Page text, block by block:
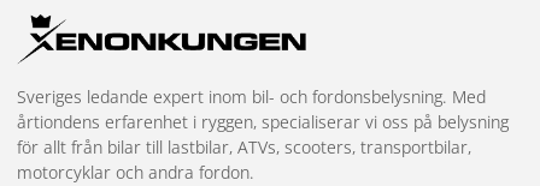
Sveriges ledande expert inom bil- och fordonsbelysning. Med
årtiondens erfarenhet i ryggen, specialiserar vi oss på belysning
för allt från bilar till lastbilar, ATVs, scooters, transportbilar,
motorcyklar och andra fordon.